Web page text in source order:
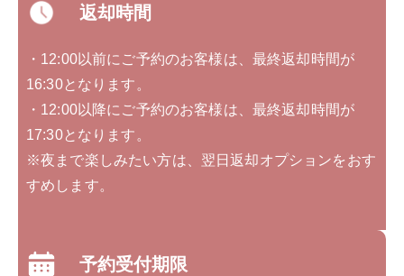
返却時間
・12:00以前にご予約のお客様は、最終返却時間が
16:30となります。
・12:00以降にご予約のお客様は、最終返却時間が
17:30となります。
※夜まで楽しみたい方は、翌日返却オプションをおす
すめします。
予約受付期限